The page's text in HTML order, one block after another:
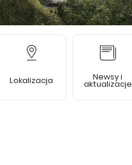
Lokalizacja Newsy i
aktualizacje